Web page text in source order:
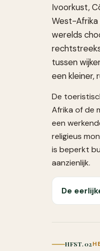
Ivoorkust,
West-Afrika
werelds
tussen
een kleiner,
De
Afrika of de
een
religieus
is beperkt
aanzienlijk.
De
HFST. 02